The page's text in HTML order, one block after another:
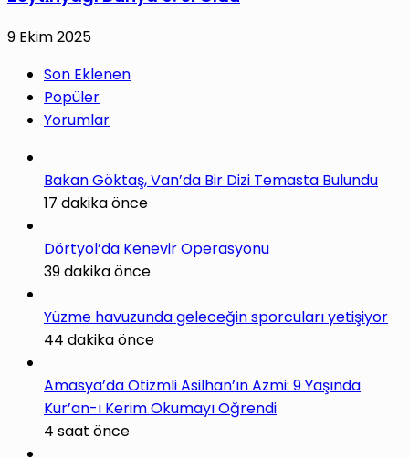
9 Ekim 2025
Son Eklenen
Popüler
Yorumlar
Bakan Göktaş, Van’da Bir Dizi Temasta Bulundu
17 dakika önce
Dörtyol’da Kenevir Operasyonu
39 dakika önce
Yüzme havuzunda geleceğin sporcuları yetişiyor
44 dakika önce
Amasya’da Otizmli Asilhan’ın Azmi: 9 Yaşında
Kur’an-ı Kerim Okumayı Öğrendi
4 saat önce